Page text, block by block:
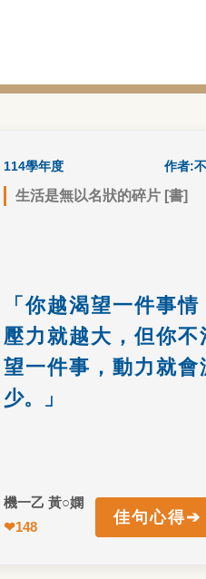
學年度 作者:不朽
生活是無以名狀的碎片 [書]
你越渴望一件事情，
力就越大，但你不渴
一件事，動力就會減
。」
乙 黃○嫻
148
佳句心得➔
書籍心得
機一乙 黃○嫻